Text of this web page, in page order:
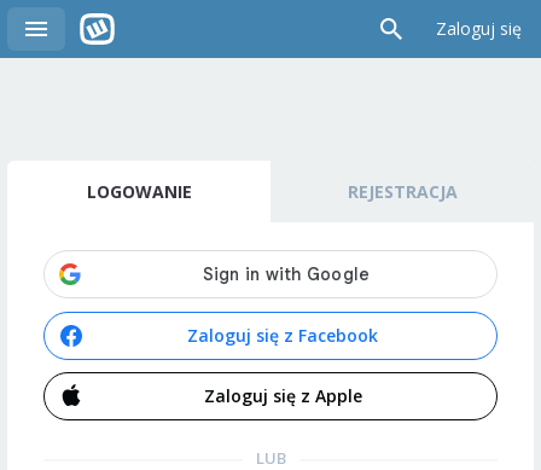
Zaloguj się
LOGOWANIE REJESTRACJA
Zaloguj się z Facebook
Zaloguj się z Apple
LUB